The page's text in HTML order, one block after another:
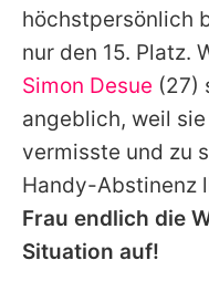
höchstpersönlich
nur den 15. Platz.
Simon Desue (27)
angeblich, weil sie
vermisste und zu
Handy-Abstinenz
Frau endlich die
Situation auf!